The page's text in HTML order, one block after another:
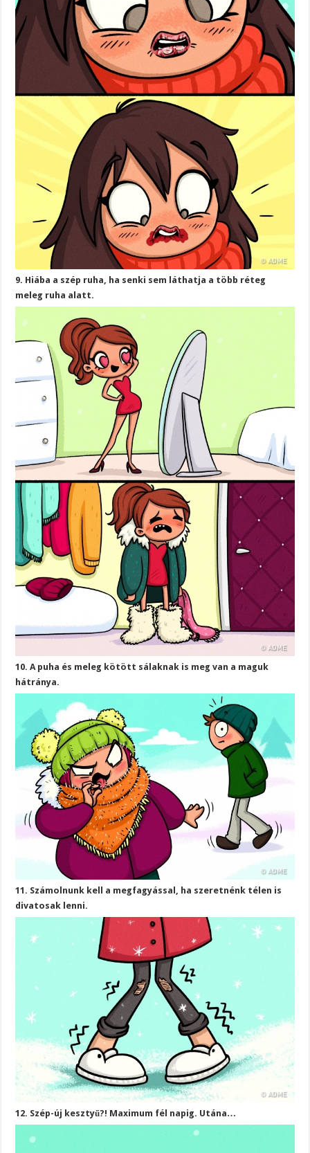
9. Hiába a szép ruha, ha senki sem láthatja a több réteg
meleg ruha alatt.
10. A puha és meleg kötött sálaknak is meg van a maguk
hátránya.
11. Számolnunk kell a megfagyással, ha szeretnénk télen is
divatosak lenni.
12. Szép-új kesztyű?! Maximum fél napig. Utána…